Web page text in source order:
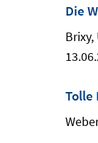
Die
Tolle